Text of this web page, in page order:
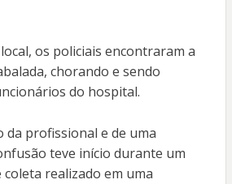
os policiais encontraram a
chorando e sendo
do hospital.
da profissional e de uma
teve início durante um
realizado em uma